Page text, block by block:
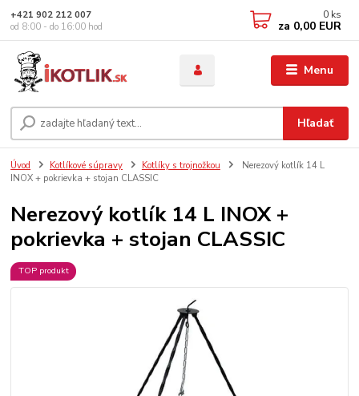
Menu
Hľadať
+421 902 212 007
od 8:00 - do 16:00 hod
0 ks
za 0,00 EUR
Úvod Kotlíkové súpravy Kotlíky s trojnožkou
Nerezový kotlík 14 L
INOX + pokrievka + stojan CLASSIC
Nerezový kotlík 14 L INOX +
pokrievka + stojan CLASSIC
TOP produkt